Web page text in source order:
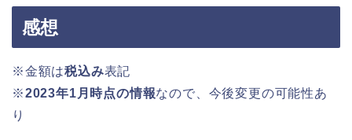
感想
※金額は税込み表記
※2023年1月時点の情報なので、今後変更の可能性あ
り